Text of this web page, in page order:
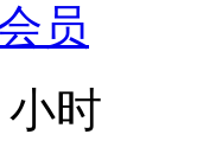
员
小时